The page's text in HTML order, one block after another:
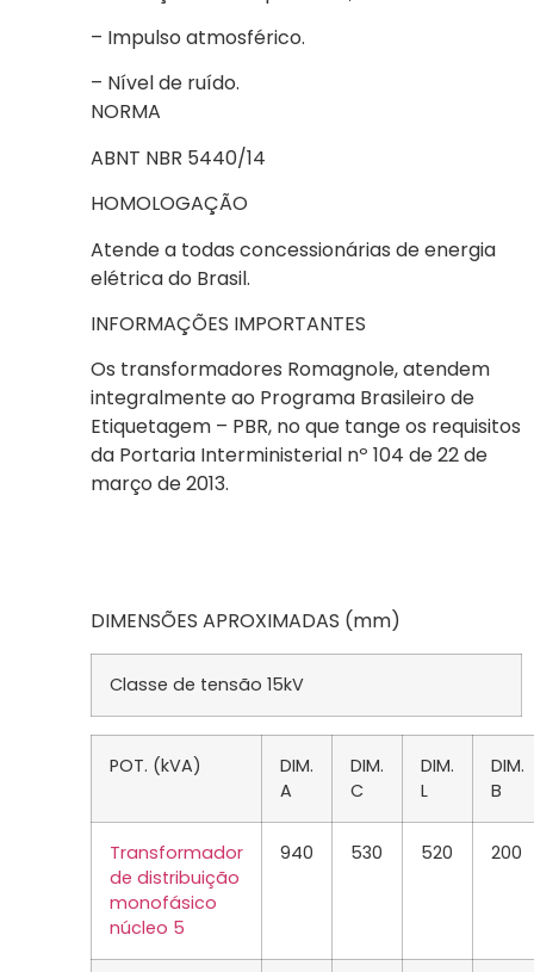
– Impulso atmosférico.
– Nível de ruído.
NORMA
ABNT NBR 5440/14
HOMOLOGAÇÃO
Atende a todas concessionárias de energia
elétrica do Brasil.
INFORMAÇÕES IMPORTANTES
Os transformadores Romagnole, atendem
integralmente ao Programa Brasileiro de
Etiquetagem – PBR, no que tange os requisitos
da Portaria Interministerial nº 104 de 22 de
março de 2013.
DIMENSÕES APROXIMADAS (mm)
Classe de tensão 15kV
POT. (kVA)
DIM.
A
DIM.
C
DIM.
L
DIM.
B
Transformador
de distribuição
monofásico
núcleo 5
940 530 520 200